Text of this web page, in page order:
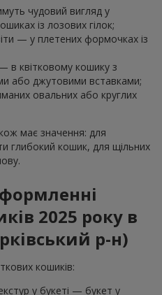
чудовий вигляд у
із лозових гілок;
— у плетених формочках із
в квітковому кошику з
або джутовими вставками;
овальних або круглих
має значення: для
глибокий кошик, для щільних
2025 року в
р-н)
кошиків:
у букеті — букет у